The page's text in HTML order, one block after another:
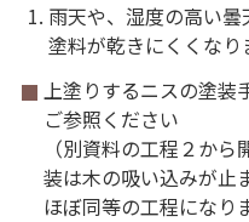
雨天や、湿度の高い
塗料が乾きにくくなり
上塗りするニスの塗装
ご参照ください
（別資料の工程２か
装は木の吸い込みが止
ほぼ同等の工程になり